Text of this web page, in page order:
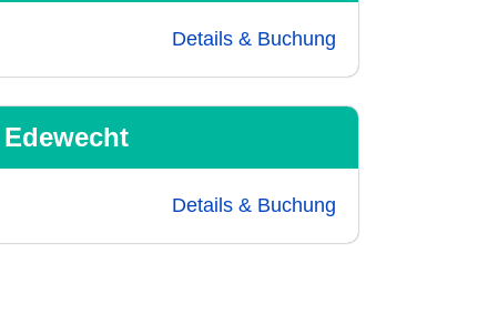
Details & Buchung
Details & Buchung